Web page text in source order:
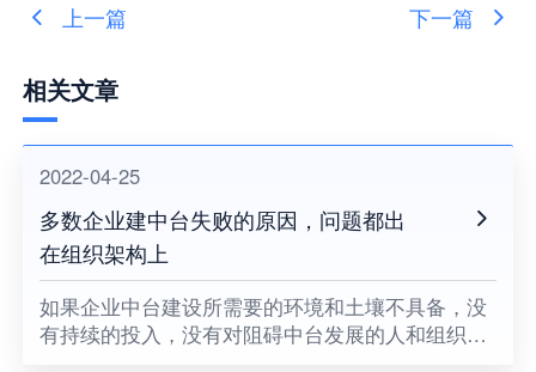
上一篇 下一篇
相关文章
2022-04-25
多数企业建中台失败的原因，问题都出
在组织架构上
如果企业中台建设所需要的环境和土壤不具备，没
有持续的投入，没有对阻碍中台发展的人和组织提